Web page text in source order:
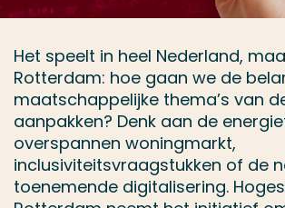
Het speelt in heel Nederland,
Rotterdam: hoe gaan we de
maatschappelijke thema’s van
aanpakken? Denk aan de
overspannen woningmarkt,
inclusiviteitsvraagstukken of de
toenemende digitalisering.